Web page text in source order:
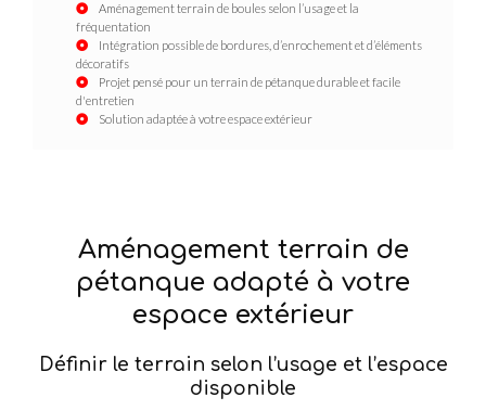
Aménagement terrain de boules selon l’usage et la
fréquentation
Intégration possible de bordures, d’enrochement et d’éléments
décoratifs
Projet pensé pour un terrain de pétanque durable et facile
d'entretien
Solution adaptée à votre espace extérieur
Aménagement terrain de
pétanque adapté à votre
espace extérieur
Définir le terrain selon l’usage et l’espace
disponible